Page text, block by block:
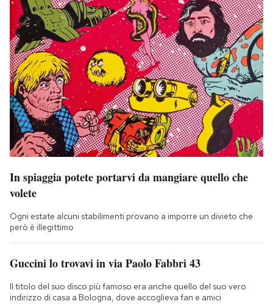
In spiaggia potete portarvi da mangiare quello che
volete
Ogni estate alcuni stabilimenti provano a imporre un divieto che
però è illegittimo
Guccini lo trovavi in via Paolo Fabbri 43
Il titolo del suo disco più famoso era anche quello del suo vero
indirizzo di casa a Bologna, dove accoglieva fan e amici